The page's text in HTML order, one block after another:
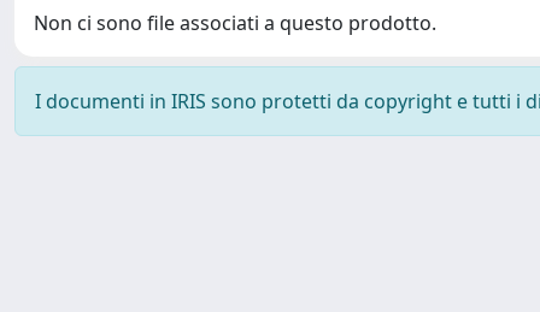
Non ci sono file associati a questo prodotto.
I documenti in IRIS sono protetti da copyright e tutti i